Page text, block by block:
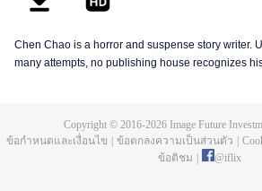
Chen Chao is a horror and suspense story writer.
many attempts, no publishing house recognizes
his book, who came to life for reasons unknown to
enough, he was also targeted by the characters
Copyright © 2016-2026Image Future
ข้อกำหนดและเงื่อนไข
ข้อตกลงความเป็นส่วนตัว
ข้อติชม
@iflix